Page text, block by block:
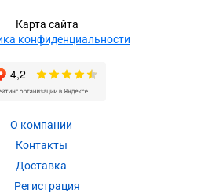
Карта сайта
конфиденциальности
О компании
Контакты
Доставка
Регистрация